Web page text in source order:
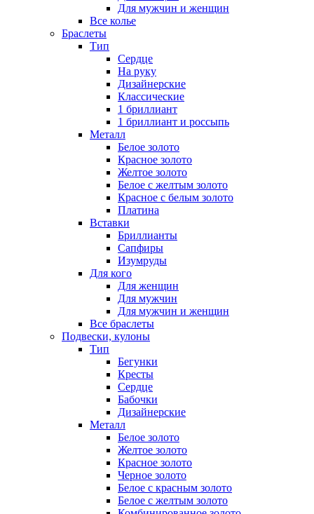
Для мужчин и женщин
Все колье
Браслеты
Тип
Сердце
На руку
Дизайнерские
Классические
1 бриллиант
1 бриллиант и россыпь
Металл
Белое золото
Красное золото
Желтое золото
Белое с желтым золото
Красное с белым золото
Платина
Вставки
Бриллианты
Сапфиры
Изумруды
Для кого
Для женщин
Для мужчин
Для мужчин и женщин
Все браслеты
Подвески, кулоны
Тип
Бегунки
Кресты
Сердце
Бабочки
Дизайнерские
Металл
Белое золото
Желтое золото
Красное золото
Черное золото
Белое с красным золото
Белое с желтым золото